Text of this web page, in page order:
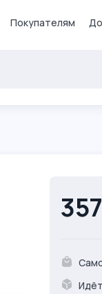
Покупателям